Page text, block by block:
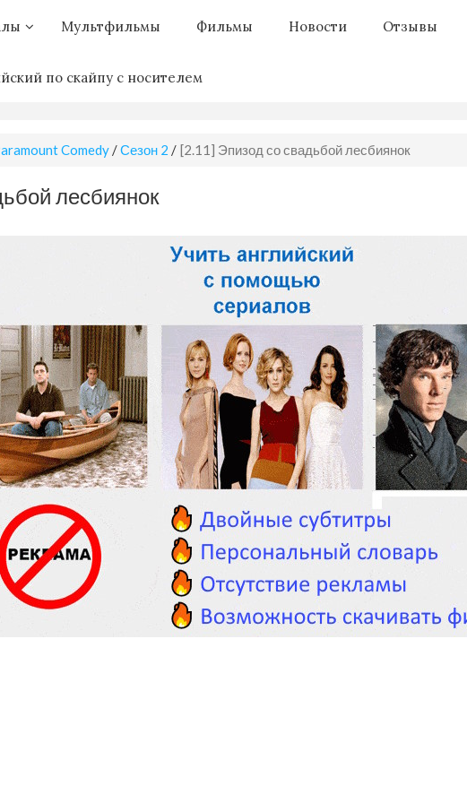
Мультфильмы Фильмы Новости Отзывы
по скайпу с носителем
Comedy /Сезон 2 / [2.11] Эпизод со свадьбой лесбиянок
лесбиянок